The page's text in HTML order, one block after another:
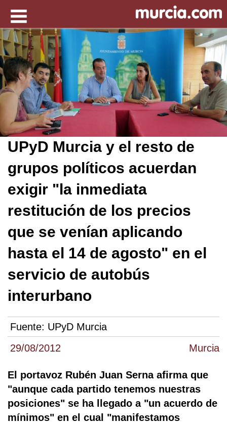
29/08/2012 Murcia
UPyD Murcia y el resto de
grupos políticos acuerdan
exigir "la inmediata
restitución de los precios
que se venían aplicando
hasta el 14 de agosto" en el
servicio de autobús
interurbano
Fuente: UPyD Murcia
El portavoz Rubén Juan Serna afirma que
"aunque cada partido tenemos nuestras
posiciones" se ha llegado a "un acuerdo de
mínimos" en el cual "manifestamos